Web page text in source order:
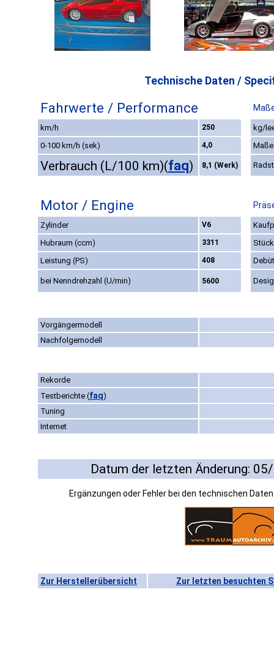
Technische Daten /
Fahrwerte / Performance
km/h 250
kg/
0-100 km/h (sek)
4,0
Verbrauch (L/100 km)(faq) 8,1 (Werk)
Motor / Engine
Zylinder V6
Hubraum (ccm)
3311
Leistung (PS)
408 Debüt
bei Nenndrehzahl (U/min) 5600
Vorgängermodell
Nachfolgemodell
Rekorde
Testberichte (faq)
Tuning
Internet
Datum der letzten Änderung:
Ergänzungen oder Fehler bei den technischen
Zur Herstellerübersicht Zur letzten besuchten